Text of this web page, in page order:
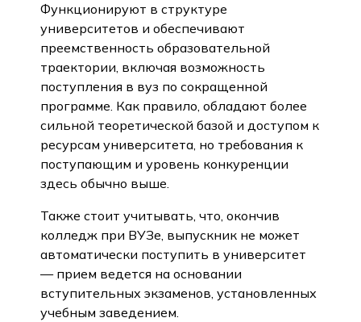
Функционируют в структуре
университетов и обеспечивают
преемственность образовательной
траектории, включая возможность
поступления в вуз по сокращенной
программе. Как правило, обладают более
сильной теоретической базой и доступом к
ресурсам университета, но требования к
поступающим и уровень конкуренции
здесь обычно выше.
Также стоит учитывать, что, окончив
колледж при ВУЗе, выпускник не может
автоматически поступить в университет
— прием ведется на основании
вступительных экзаменов, установленных
учебным заведением.